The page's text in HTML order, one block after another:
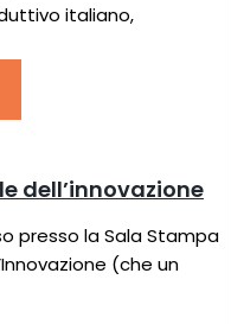
italiano,
dell’innovazione
presso la Sala Stampa
(che un